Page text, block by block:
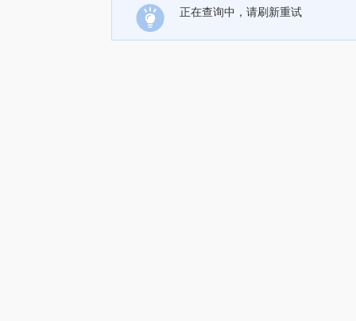
正在查询中，请刷新重试